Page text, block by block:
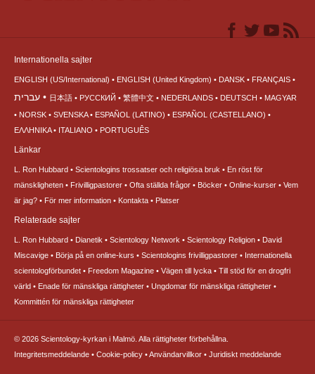
Internationella sajter
ENGLISH (US/International) ENGLISH (United Kingdom) DANSK FRANÇAIS
עברית 日本語 РУССКИЙ 繁體中文 NEDERLANDS DEUTSCH
MAGYAR
NORSK
SVENSKA ESPAÑOL (LATINO)
ESPAÑOL (CASTELLANO)
ΕΛΛΗΝΙΚA
ITALIANO PORTUGUÊS
Länkar
L. Ron Hubbard Scientologins trossatser och religiösa bruk
En röst för
mänskligheten
Frivilligpastorer Ofta ställda frågor Böcker Online-kurser
Vem
är jag?
För mer information Kontakta Platser
Relaterade sajter
L. Ron Hubbard Dianetik Scientology Network Scientology Religion
David
Miscavige
Börja på en online-kurs Scientologins frivilligpastorer
Internationella
scientologförbundet
Freedom Magazine Vägen till lycka
Till stöd för en drogfri
värld
Enade för mänskliga rättigheter
Ungdomar för mänskliga rättigheter
Kommittén för mänskliga rättigheter
© 2026 Scientology-kyrkan i Malmö. Alla rättigheter förbehållna.
Integritetsmeddelande • Cookie-policy •Användarvillkor • Juridiskt meddelande